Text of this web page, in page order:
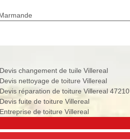
Devis changement de tuile Villereal
Devis nettoyage de toiture Villereal
Devis réparation de toiture Villereal 47210
Devis fuite de toiture Villereal
Entreprise de toiture Villereal